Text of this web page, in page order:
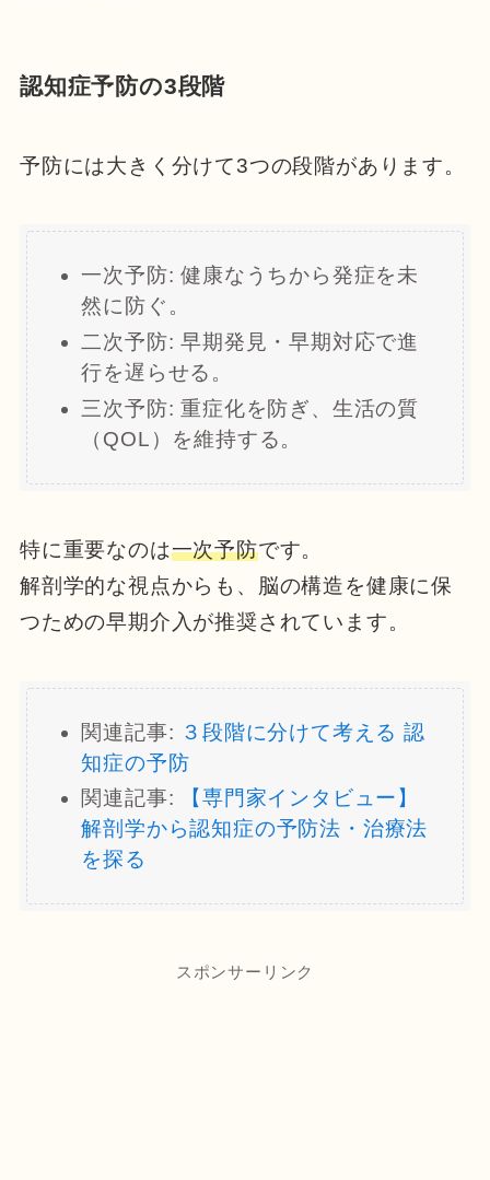
認知症予防の3段階
予防には大きく分けて3つの段階があります。
一次予防: 健康なうちから発症を未
然に防ぐ。
二次予防: 早期発見・早期対応で進
行を遅らせる。
三次予防: 重症化を防ぎ、生活の質
（QOL）を維持する。
特に重要なのは一次予防です。
解剖学的な視点からも、脳の構造を健康に保
つための早期介入が推奨されています。
関連記事: ３段階に分けて考える 認
知症の予防
関連記事:
【専門家インタビュー】
解剖学から認知症の予防法・治療法
を探る
スポンサーリンク